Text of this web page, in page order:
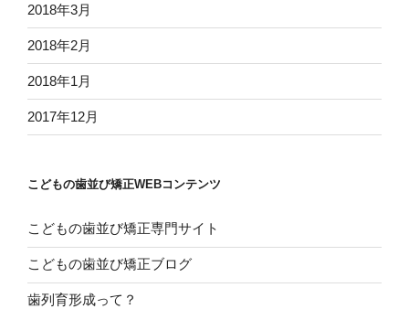
2018年3月
2018年2月
2018年1月
2017年12月
こどもの歯並び矯正WEBコンテンツ
こどもの歯並び矯正専門サイト
こどもの歯並び矯正ブログ
歯列育形成って？